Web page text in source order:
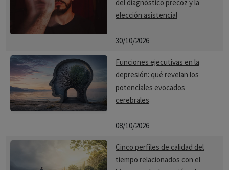
del diagnóstico precoz y la
elección asistencial
30/10/2026
Funciones ejecutivas en la
depresión: qué revelan los
potenciales evocados
cerebrales
08/10/2026
Cinco perfiles de calidad del
tiempo relacionados con el